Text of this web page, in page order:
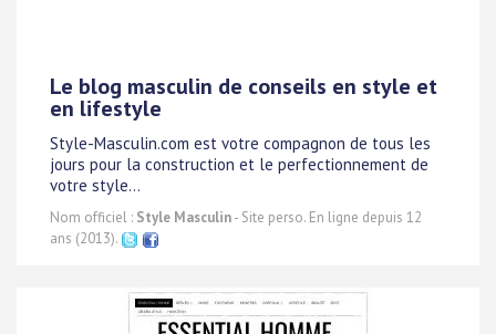
Le blog masculin de conseils en style et
en lifestyle
Style-Masculin.com est votre compagnon de tous les
jours pour la construction et le perfectionnement de
votre style...
Nom officiel : Style Masculin- Site perso. En ligne depuis 12
ans (2013).